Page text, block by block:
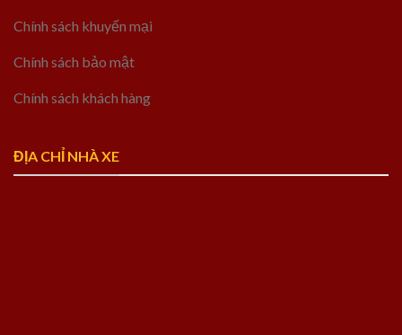
Chính sách khuyến mại
Chính sách bảo mật
Chính sách khách hàng
ĐỊA CHỈ NHÀ XE